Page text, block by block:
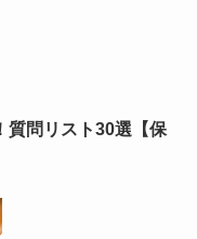
質問リスト30選【保